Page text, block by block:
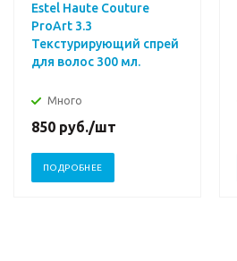
Estel Haute Couture
ProArt 3.3
Текстурирующий спрей
для волос 300 мл.
Много
850 руб./шт
ПОДРОБНЕЕ